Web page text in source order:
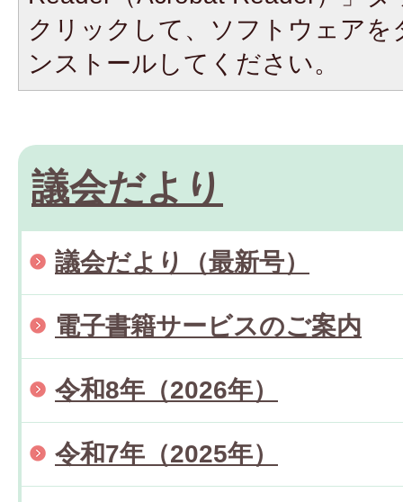
クリックして、ソフトウェア
ンストールしてください。
議会だより
議会だより（最新号）
電子書籍サービスのご案内
令和8年（2026年）
令和7年（2025年）